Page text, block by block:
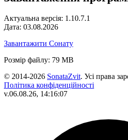
Актуальна версія: 1.10.7.1
Дата: 03.08.2026
Завантажити Сонату
Розмір файлу: 79 MB
© 2014-2026 SonataZvit. Усі права
Політика конфіденційності
v.06.08.26, 14:16:07